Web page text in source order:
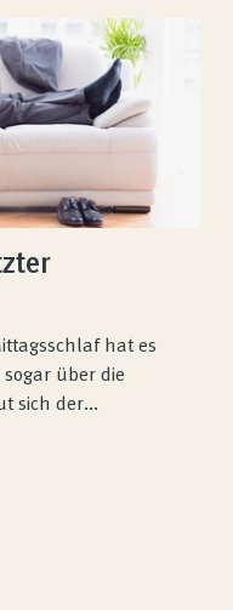
hat es
über die
sich der...